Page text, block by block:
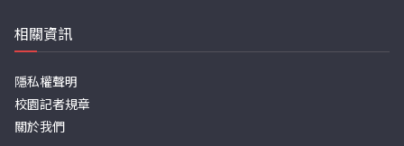
相關資訊
隱私權聲明
校園記者規章
關於我們